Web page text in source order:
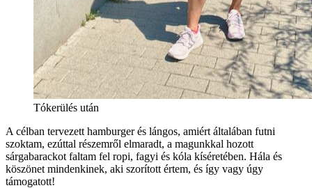
Tókerülés után
A célban tervezett hamburger és lángos, amiért általában futni
szoktam, ezúttal részemről elmaradt, a magunkkal hozott
sárgabarackot faltam fel ropi, fagyi és kóla kíséretében. Hála és
köszönet mindenkinek, aki szorított értem, és így vagy úgy
támogatott!